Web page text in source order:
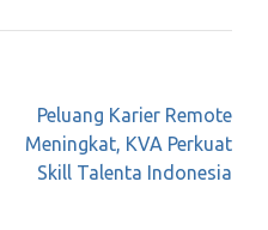
Peluang Karier Remote
Meningkat, KVA Perkuat
Skill Talenta Indonesia